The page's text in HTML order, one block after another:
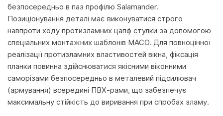
безпосередньо в паз профілю Salamander.
Позиціонування деталі має виконуватися строго
навпроти ходу протизламних цапф стулки за допомогою
спеціальних монтажних шаблонів MACO. Для повноцінної
реалізації протизламних властивостей вікна, фіксація
планки повинна здійснюватися якісними віконними
саморізами безпосередньо в металевий підсилювач
(армування) всередині ПВХ-рами, що забезпечує
максимальну стійкість до виривання при спробах зламу.